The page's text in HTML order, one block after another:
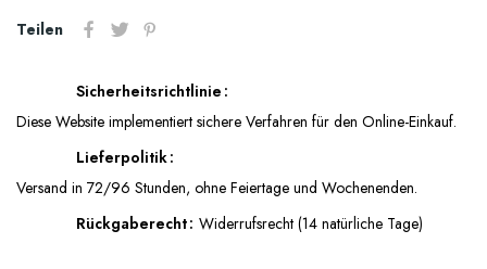
Teilen
Sicherheitsrichtlinie
Diese Website implementiert sichere Verfahren für den Online-Einkauf.
Lieferpolitik
Versand in 72/96 Stunden, ohne Feiertage und Wochenenden.
Rückgaberecht Widerrufsrecht (14 natürliche Tage)